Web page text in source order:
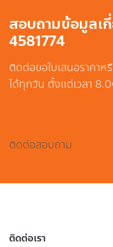
สอบถามข้อมูลเ
4581774
ติดต่อขอใบเสนอราคาห
ได้ทุกวัน ตั้งแต่เวลา
ติดต่อสอบถาม
ติดต่อเรา